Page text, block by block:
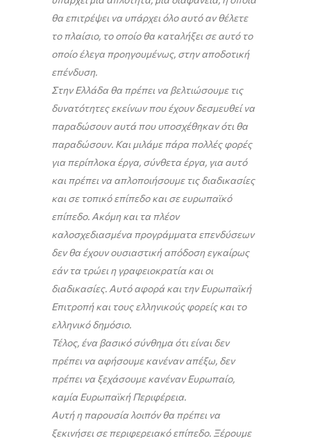
θα επιτρέψει να υπάρχει όλο αυτό αν θέλετε
το πλαίσιο, το οποίο θα καταλήξει σε αυτό το
οποίο έλεγα προηγουμένως, στην αποδοτική
επένδυση.
Στην Ελλάδα θα πρέπει να βελτιώσουμε τις
δυνατότητες εκείνων που έχουν δεσμευθεί να
παραδώσουν αυτά που υποσχέθηκαν ότι θα
παραδώσουν. Και μιλάμε πάρα πολλές φορές
για περίπλοκα έργα, σύνθετα έργα, για αυτό
και πρέπει να απλοποιήσουμε τις διαδικασίες
και σε τοπικό επίπεδο και σε ευρωπαϊκό
επίπεδο. Ακόμη και τα πλέον
καλοσχεδιασμένα προγράμματα επενδύσεων
δεν θα έχουν ουσιαστική απόδοση εγκαίρως
εάν τα τρώει η γραφειοκρατία και οι
διαδικασίες. Αυτό αφορά και την Ευρωπαϊκή
Επιτροπή και τους ελληνικούς φορείς και το
ελληνικό δημόσιο.
Τέλος, ένα βασικό σύνθημα ότι είναι δεν
πρέπει να αφήσουμε κανέναν απέξω, δεν
πρέπει να ξεχάσουμε κανέναν Ευρωπαίο,
καμία Ευρωπαϊκή Περιφέρεια.
Αυτή η παρουσία λοιπόν θα πρέπει να
ξεκινήσει σε περιφερειακό επίπεδο. Ξέρουμε